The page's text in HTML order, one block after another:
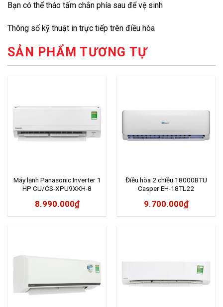
Bạn có thể tháo tấm chắn phía sau để vệ sinh
Thông số kỹ thuật in trực tiếp trên điều hòa
SẢN PHẨM TƯƠNG TỰ
Máy lạnh Panasonic Inverter 1
HP CU/CS-XPU9XKH-8
8.990.000₫
Điều hòa 2 chiều 18000BTU
Casper EH-18TL22
9.700.000₫